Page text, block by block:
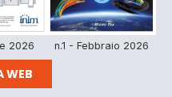
2026 n.1 - Febbraio 2026
WEB